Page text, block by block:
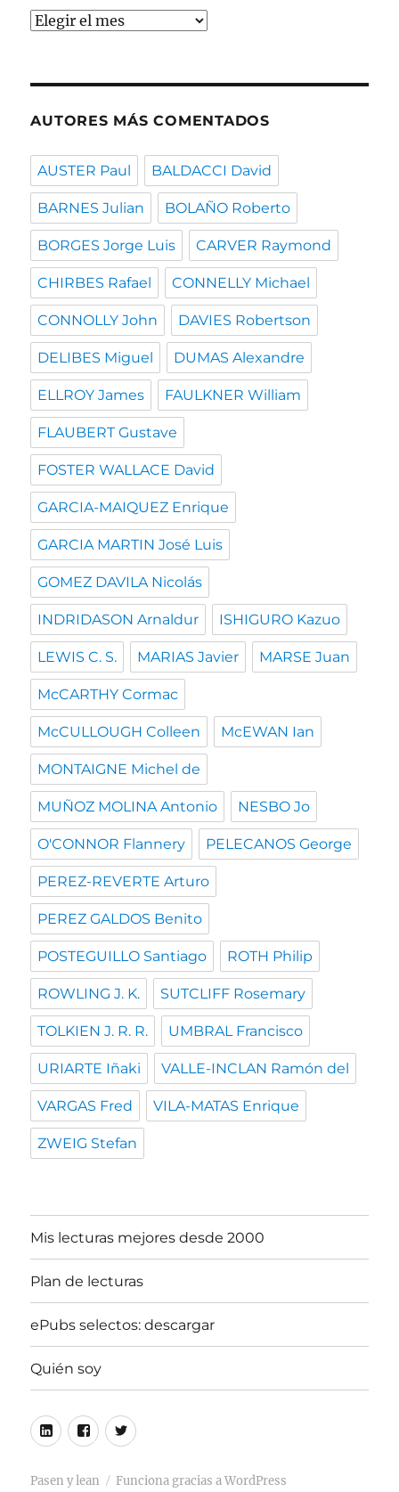
Buscar
AUTORES MÁS COMENTADOS
AUSTER Paul BALDACCI David
BARNES Julian BOLAÑO Roberto
BORGES Jorge Luis CARVER Raymond
CHIRBES Rafael CONNELLY Michael
CONNOLLY John DAVIES Robertson
DELIBES Miguel DUMAS Alexandre
ELLROY James FAULKNER William
FLAUBERT Gustave
FOSTER WALLACE David
GARCIA-MAIQUEZ Enrique
GARCIA MARTIN José Luis
GOMEZ DAVILA Nicolás
INDRIDASON Arnaldur ISHIGURO Kazuo
LEWIS C. S. MARIAS Javier MARSE Juan
McCARTHY Cormac
McCULLOUGH Colleen McEWAN Ian
MONTAIGNE Michel de
MUÑOZ MOLINA Antonio NESBO Jo
O'CONNOR Flannery PELECANOS George
PEREZ-REVERTE Arturo
PEREZ GALDOS Benito
POSTEGUILLO Santiago ROTH Philip
ROWLING J. K. SUTCLIFF Rosemary
TOLKIEN J. R. R. UMBRAL Francisco
URIARTE Iñaki VALLE-INCLAN Ramón del
VARGAS Fred VILA-MATAS Enrique
ZWEIG Stefan
Mis lecturas mejores desde 2000
Plan de lecturas
ePubs selectos: descargar
Quién soy
LinkedinFacebookTwitter
Pasen y lean Funciona gracias a WordPress